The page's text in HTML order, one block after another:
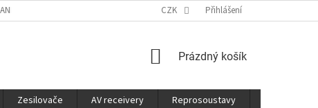
SLUŽBY CZK Přihlášení
NÁKUPNÍ
Prázdný košík
Zesilovače AV receivery Reprosoustavy